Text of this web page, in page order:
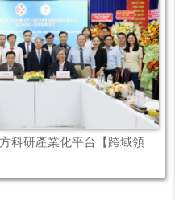
科研產業化平台【跨域領